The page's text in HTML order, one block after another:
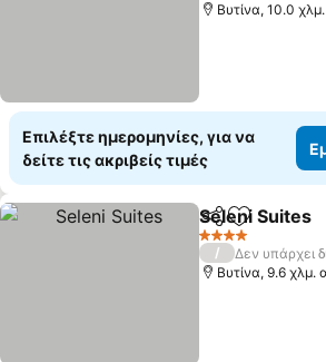
Βυτίνα, 10.0
Επιλέξτε ημερομηνίες, για να
δείτε τις ακριβείς τιμές
Κοινοποίηση
Προσθήκη
Seleni Suites
4 Αστέρια
/
Δεν υπάρχει
Βυτίνα, 9.6 χλμ.